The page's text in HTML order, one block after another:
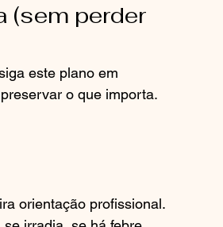
(sem perder
este plano em
o que importa.
orientação profissional.